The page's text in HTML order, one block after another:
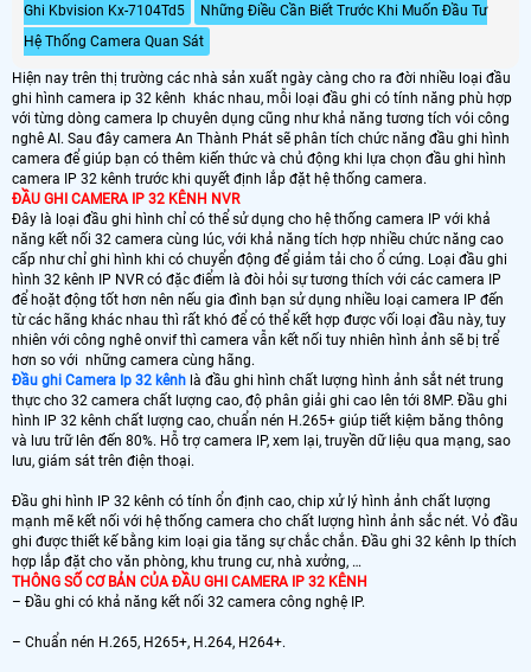
Ghi Kbvision Kx-7104Td5
Những Điều Cần Biết Trước Khi Muốn Đầu Tư
Hệ Thống Camera Quan Sát
Hiện nay trên thị trường các nhà sản xuất ngày càng cho ra đời nhiều loại đầu
ghi hình camera ip 32 kênh khác nhau, mỗi loại đầu ghi có tính năng phù hợp
với từng dòng camera Ip chuyên dụng cũng như khả năng tương tích vói công
nghê AI. Sau đây camera An Thành Phát sẽ phân tích chức năng đầu ghi hình
camera để giúp bạn có thêm kiến thức và chủ động khi lựa chọn đầu ghi hình
camera IP 32 kênh trước khi quyết định lắp đặt hệ thống camera.
ĐẦU GHI CAMERA IP 32 KÊNH NVR
Đây là loại đầu ghi hình chỉ có thể sử dụng cho hệ thống camera IP với khả
năng kết nối 32 camera cùng lúc, với khả năng tích hợp nhiều chức năng cao
cấp như chỉ ghi hình khi có chuyển động để giảm tải cho ổ cứng. Loại đầu ghi
hình 32 kênh IP NVR có đặc điểm là đòi hỏi sự tương thích với các camera IP
để hoặt động tốt hơn nên nếu gia đình bạn sử dụng nhiều loại camera IP đến
từ các hãng khác nhau thì rất khó để có thể kết hợp được vối loại đầu này, tuy
nhiên với công nghê onvif thì camera vẫn kết nối tuy nhiên hình ảnh sẽ bị trể
hơn so với những camera cùng hãng.
Đầu ghi Camera Ip 32 kênh là đầu ghi hình chất lượng hình ảnh sắt nét trung
thực cho 32 camera chất lượng cao, độ phân giải ghi cao lên tới 8MP. Đầu ghi
hình IP 32 kênh chất lượng cao, chuẩn nén H.265+ giúp tiết kiệm băng thông
và lưu trữ lên đến 80%. Hỗ trợ camera IP, xem lại, truyền dữ liệu qua mạng, sao
lưu, giám sát trên điện thoại.
Đầu ghi hình IP 32 kênh có tính ổn định cao, chip xử lý hình ảnh chất lượng
mạnh mẽ kết nối với hệ thống camera cho chất lượng hình ảnh sắc nét. Vỏ đầu
ghi được thiết kế bằng kim loại gia tăng sự chắc chắn. Đầu ghi 32 kênh Ip thích
hợp lắp đặt cho văn phòng, khu trung cư, nhà xưởng, …
THÔNG SỐ CƠ BẢN CỦA ĐẦU GHI CAMERA IP 32 KÊNH
– Đầu ghi có khả năng kết nối 32 camera công nghệ IP.
– Chuẩn nén H.265, H265+, H.264, H264+.